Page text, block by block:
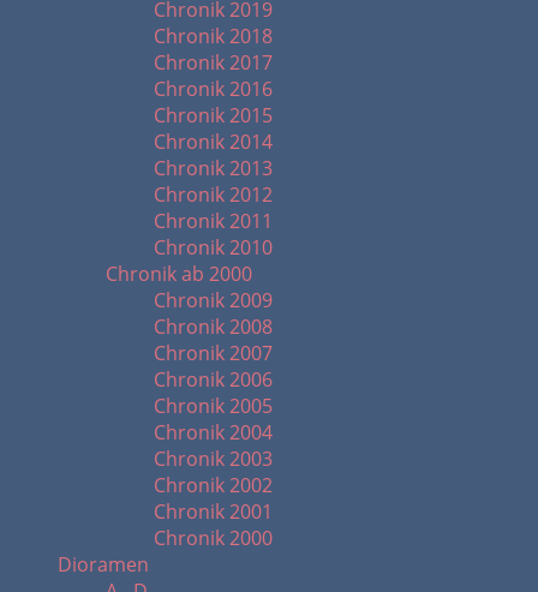
Chronik 2019
Chronik 2018
Chronik 2017
Chronik 2016
Chronik 2015
Chronik 2014
Chronik 2013
Chronik 2012
Chronik 2011
Chronik 2010
Chronik ab 2000
Chronik 2009
Chronik 2008
Chronik 2007
Chronik 2006
Chronik 2005
Chronik 2004
Chronik 2003
Chronik 2002
Chronik 2001
Chronik 2000
Dioramen